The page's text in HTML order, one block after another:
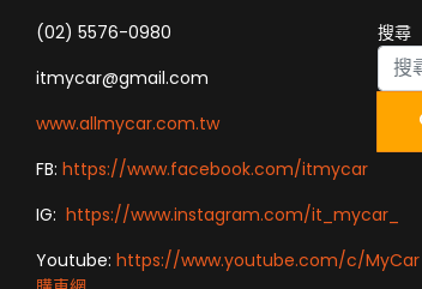
(02) 5576-0980
itmycar@gmail.com
www.allmycar.com.tw
FB: https://www.facebook.com/itmycar
IG: https://www.instagram.com/it_mycar_
Youtube: https://www.youtube.com/c/MyCar
搜尋